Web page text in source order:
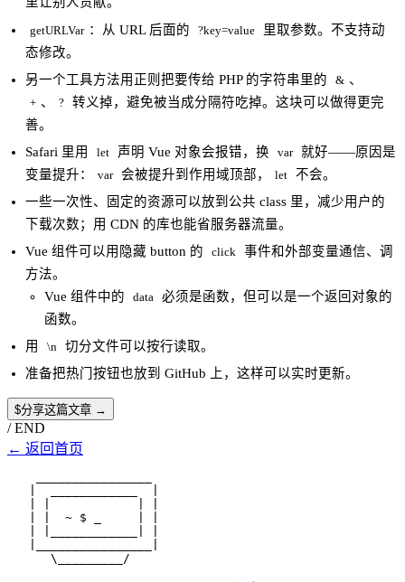
getURLVar ：从 URL 后面的 ?key=value
里取参数。不支持动
态修改。
另一个工具方法用正则把要传给 PHP 的字符串里的
& 、
+ 、 ? 转义掉，避免被当成分隔符吃掉。这块可以做得更完
善。
Safari 里用
let 声明 Vue 对象会报错，换 var 就好——原因是
变量提升：
var 会被提升到作用域顶部， let 不会。
一些一次性、固定的资源可以放到公共 class 里，减少用户的
下载次数；用 CDN 的库也能省服务器流量。
Vue 组件可以用隐藏 button 的
click
事件和外部变量通信、调
方法。
Vue 组件中的
data
必须是函数，但可以是一个返回对象的
函数。
用
\n
切分文件可以按行读取。
准备把热门按钮也放到 GitHub 上，这样可以实时更新。
$分享这篇文章 →
/END
← 返回首页
   | |  ~ $ _     | |
      \_________/